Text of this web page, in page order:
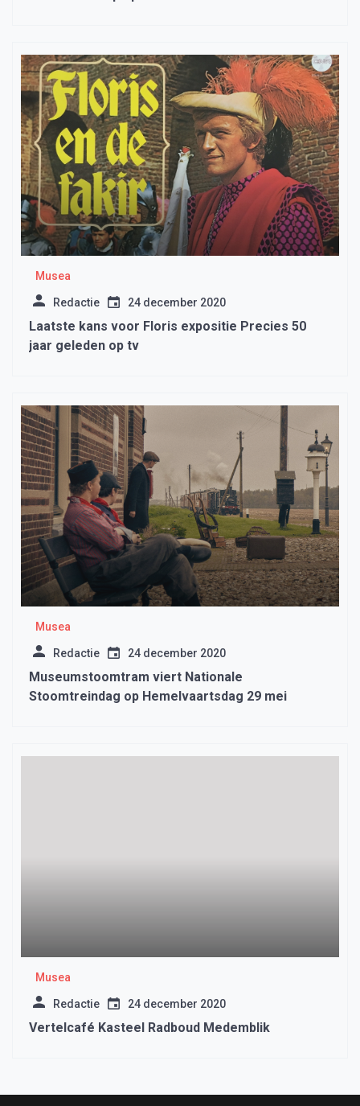
Musea
Redactie 24 december 2020
Laatste kans voor Floris expositie Precies 50
jaar geleden op tv
Musea
Redactie 24 december 2020
Museumstoomtram viert Nationale
Stoomtreindag op Hemelvaartsdag 29 mei
Musea
Redactie 24 december 2020
Vertelcafé Kasteel Radboud Medemblik